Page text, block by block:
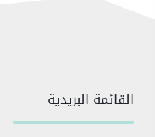
القائمة البريدية